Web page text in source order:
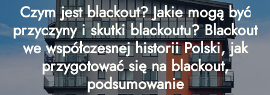
Czym jest blackout? Jakie mogą być
przyczyny i skutki blackoutu? Blackout
we współczesnej historii Polski, jak
przygotować się na blackout,
podsumowanie